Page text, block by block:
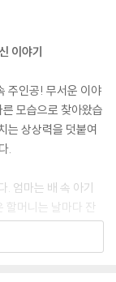
이야기
주인공! 무서운 이야
모습으로 찾아왔습
는 상상력을 덧붙여
.
. 엄마는 배 속 아기
할머니는 날마다 잔
엇보다 ‘업둥이’라
겨 둔 불만과 섭섭함